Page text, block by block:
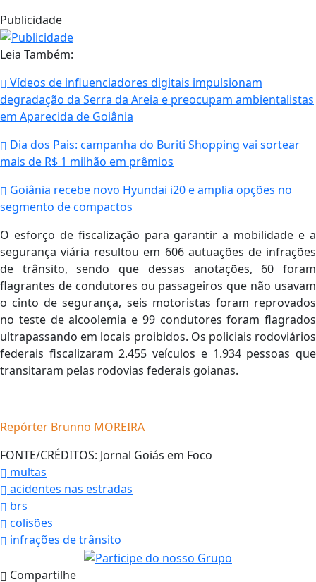
Publicidade
Leia Também:
Vídeos de influenciadores digitais impulsionam
degradação da Serra da Areia e preocupam ambientalistas
em Aparecida de Goiânia
Dia dos Pais: campanha do Buriti Shopping vai sortear
mais de R$ 1 milhão em prêmios
Goiânia recebe novo Hyundai i20 e amplia opções no
segmento de compactos
O esforço de fiscalização para garantir a mobilidade e a
segurança viária resultou em 606 autuações de infrações
de trânsito, sendo que dessas anotações, 60 foram
flagrantes de condutores ou passageiros que não usavam
o cinto de segurança, seis motoristas foram reprovados
no teste de alcoolemia e 99 condutores foram flagrados
ultrapassando em locais proibidos. Os policiais rodoviários
federais fiscalizaram 2.455 veículos e 1.934 pessoas que
transitaram pelas rodovias federais goianas.
Repórter Brunno MOREIRA
FONTE/CRÉDITOS: Jornal Goiás em Foco
multas
acidentes nas estradas
brs
colisões
infrações de trânsito
Compartilhe